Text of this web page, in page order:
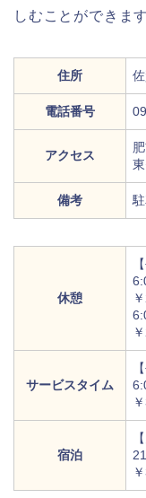
しむことができます
住所
電話番号
アクセス
備考
休憩
サービスタイム
宿泊